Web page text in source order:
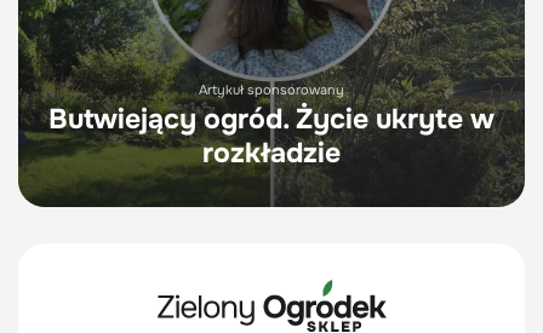
Artykuł sponsorowany
Butwiejący ogród. Życie ukryte w
rozkładzie